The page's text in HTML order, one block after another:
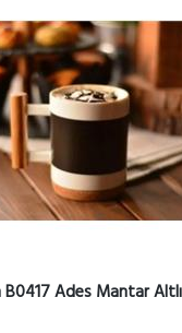
Ades Mantar